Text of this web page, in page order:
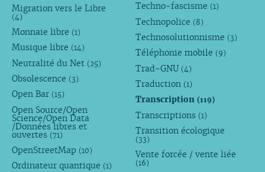
Migration vers le Libre
(4)
Monnaie libre (1)
Musique libre (14)
Neutralité du Net (25)
Obsolescence (3)
Open Bar (15)
Open Source/Open
Science/Open Data
/Données libres et
ouvertes (71)
OpenStreetMap (10)
Ordinateur quantique (1)
Techno-fascisme (1)
Technopolice (8)
Technosolutionnisme (3)
Téléphonie mobile (9)
Trad-GNU (4)
Traduction (1)
Transcription(119)
Transcriptions (1)
Transition écologique
(33)
Vente forcée / vente liée
(16)